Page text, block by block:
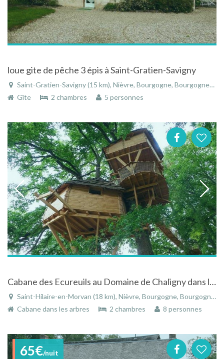
loue gite de pêche 3 épis à Saint-Gratien-Savigny
Saint-Gratien-Savigny (15 km), Nièvre, Bourgogne, Bourgogne-Franche-Comté, France
Gîte
2 chambres 5 personnes
Cabane des Ecureuils au Domaine de Chaligny dans le Morvan
Saint-Hilaire-en-Morvan (18 km), Nièvre, Bourgogne, Bourgogne-Franche-Comté, France
Cabane dans les arbres
2 chambres 8 personnes
65€/nuit